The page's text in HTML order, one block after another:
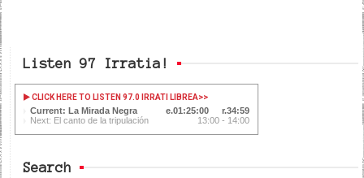
Listen 97 Irratia!
CLICK HERE TO LISTEN 97.0 IRRATI LIBREA>>
Current: La Mirada Negra 01:25:00
34:59
Next: El canto de la tripulación
13:00 - 14:00
Search